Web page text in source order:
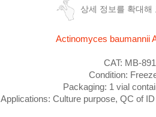
상세 정보를 확대해
Actinomyces baumannii
CAT: MB-
Condition:
Packaging: 1 vial
Applications: Culture purpose, QC of